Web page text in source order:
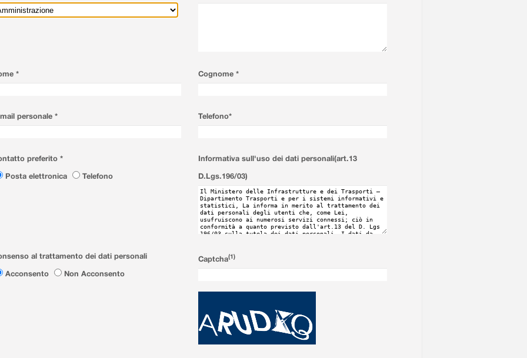
* Cognome *
personale * Telefono*
preferito *
Posta elettronica
Telefono
Informativa sull'uso dei dati personali(art.13
D.Lgs.196/03)
al trattamento dei dati personali
Acconsento
Non Acconsento
Captcha(1)